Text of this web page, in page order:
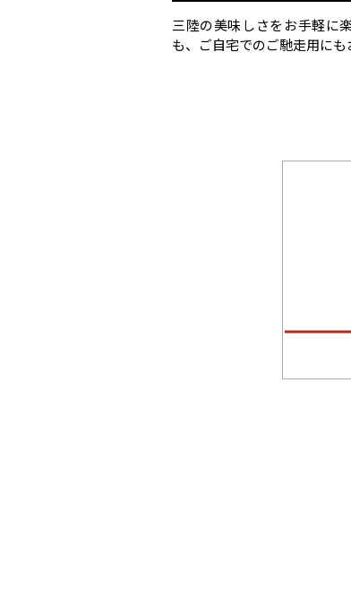
三陸の美味しさをお手軽に
も、ご自宅でのご馳走用にも